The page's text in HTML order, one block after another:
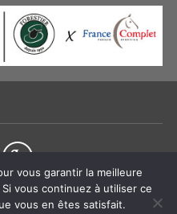
Liens utiles
vous garantir la meilleure
vous continuez à utiliser ce
vous en êtes satisfait.